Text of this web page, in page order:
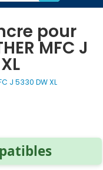
pour
MFC J
J 5330 DW XL